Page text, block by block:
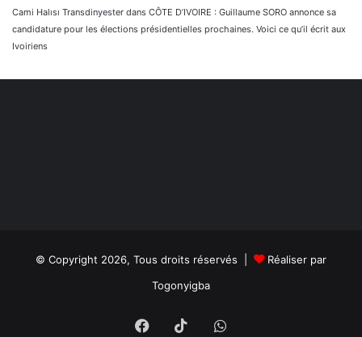
Cami Halısı Transdinyester dans CÔTE D’IVOIRE : Guillaume SORO annonce sa
candidature pour les élections présidentielles prochaines. Voici ce qu’il écrit aux
Ivoiriens
© Copyright 2026, Tous droits réservés |
Réaliser par
Togonyigba
Facebook
TikTokWhatsApp